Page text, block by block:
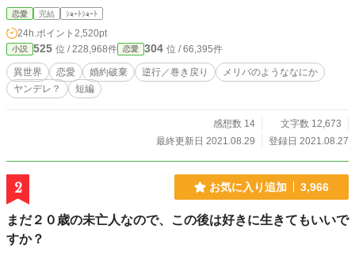
恋愛 完結 ｼｮｰﾄｼｮｰﾄ
24h.ポイント 2,520pt
小説 525 位 / 228,968件 恋愛 304 位 / 66,395件
異世界 恋愛 婚約破棄 逆行／巻き戻り
メリバのようななにか
ヤンデレ？
短編
感想数 14
文字数 12,673
最終更新日 2021.08.29
登録日 2021.08.27
2 お気に入り追加 3,966
まだ２０歳の未亡人なので、この後は好きに生きてもいいで
すか？